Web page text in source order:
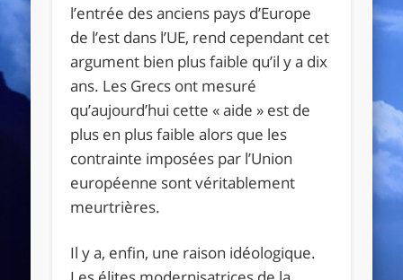
l’entrée des anciens pays d’Europe
de l’est dans l’UE, rend cependant cet
argument bien plus faible qu’il y a dix
ans. Les Grecs ont mesuré
qu’aujourd’hui cette « aide » est de
plus en plus faible alors que les
contrainte imposées par l’Union
européenne sont véritablement
meurtrières.
Il y a, enfin, une raison idéologique.